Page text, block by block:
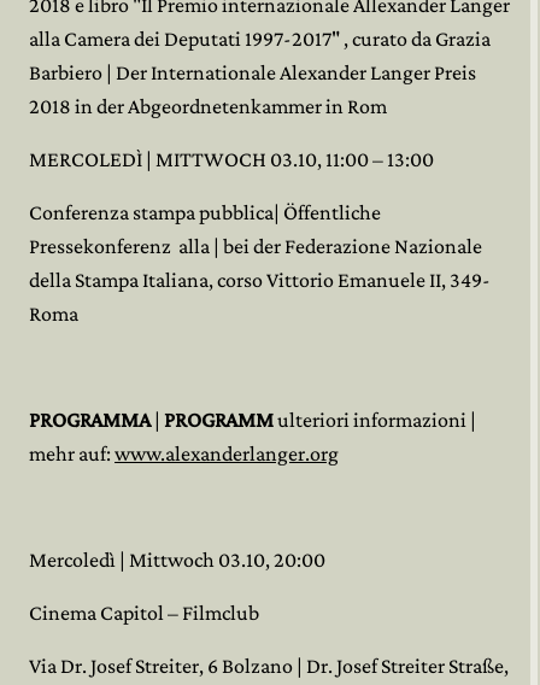
alla Camera dei Deputati 1997-2017" , curato da Grazia
Barbiero | Der Internationale Alexander Langer Preis
2018 in der Abgeordnetenkammer in Rom
MERCOLEDÌ | MITTWOCH 03.10, 11:00 – 13:00
Conferenza stampa pubblica| Öffentliche
Pressekonferenz alla | bei der Federazione Nazionale
della Stampa Italiana, corso Vittorio Emanuele II, 349-
Roma
PROGRAMMA| PROGRAMMulteriori informazioni |
mehr auf: www.alexanderlanger.org
Mercoledì | Mittwoch 03.10, 20:00
Cinema Capitol – Filmclub
Via Dr. Josef Streiter, 6 Bolzano | Dr. Josef Streiter Straße,